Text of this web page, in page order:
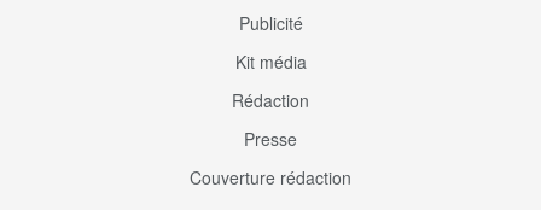
Publicité
Kit média
Rédaction
Presse
Couverture rédaction